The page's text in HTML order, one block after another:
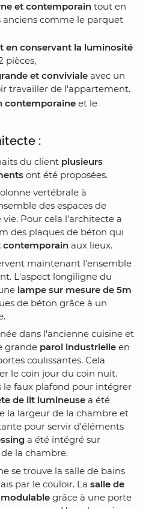
et contemporain tout en
comme le parquet
en conservant la luminosité
pièces,
et conviviale avec un
travailler de l'appartement.
contemporaine et le
:
du client plusieurs
ont été proposées.
vertébrale à
des espaces de
Pour cela l'architecte a
des plaques de béton qui
contemporain aux lieux.
maintenant l'ensemble
L'aspect longiligne du
lampe sur mesure de 5m
de béton grâce à un
dans l'ancienne cuisine et
grande paroi industrielle en
coulissantes. Cela
le coin jour du coin nuit.
le faux plafond pour intégrer
de lit lumineuse a été
la largeur de la chambre et
pour servir d'éléments
a été intégré sur
la chambre.
se trouve la salle de bains
par le couloir. La salle de
modulable grâce à une porte